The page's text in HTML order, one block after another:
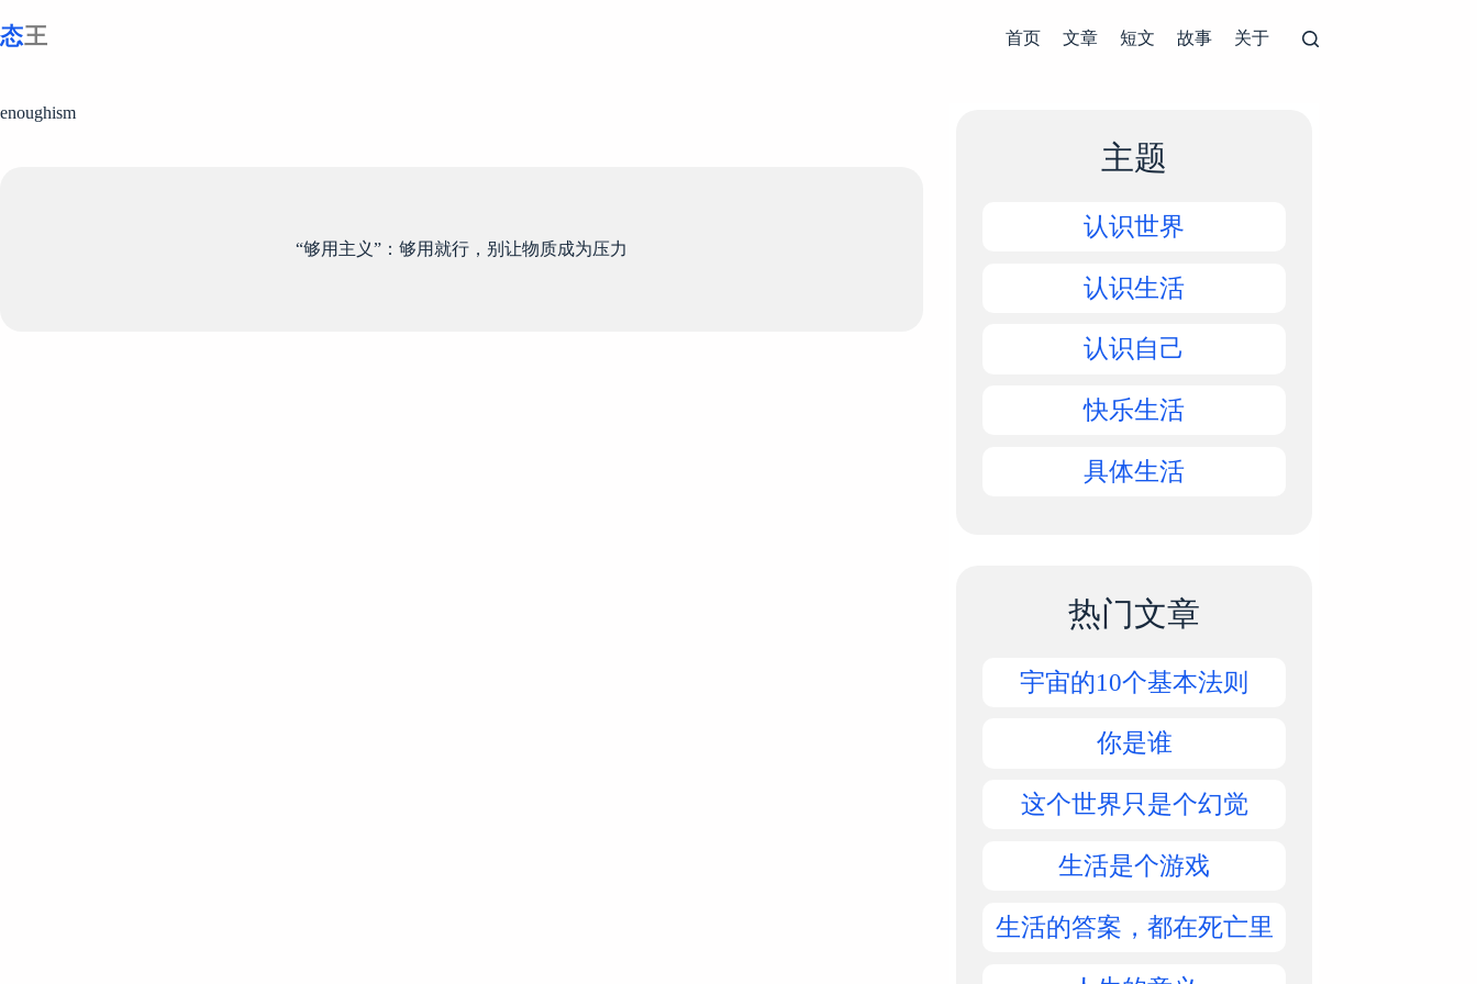
至
首页 文章 短文 故事 关于
enoughism
“够用主义”：够用就行，别让物质成为压力
主题
认识世界
认识生活
认识自己
快乐生活
具体生活
热门文章
宇宙的10个基本法则
你是谁
这个世界只是个幻觉
生活是个游戏
生活的答案，都在死亡里